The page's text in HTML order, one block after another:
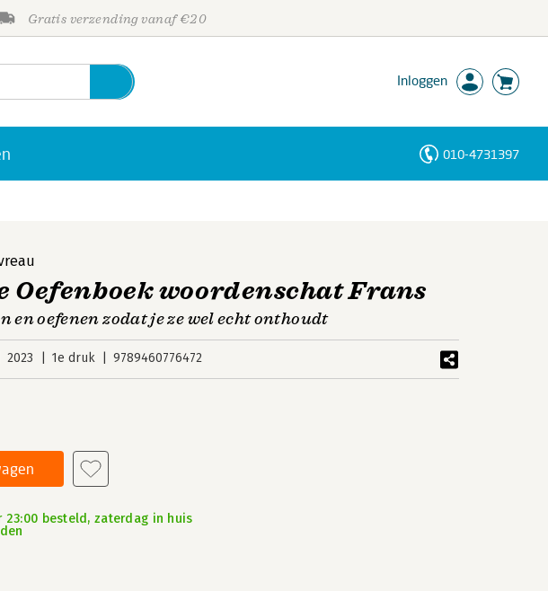
Gratis verzending vanaf €20
Inloggen
010-4731397
Oefenboek woordenschat Frans
en oefenen zodat je ze wel echt onthoudt
2023 1e druk 9789460776472
23:00 besteld, zaterdag in huis
Personen